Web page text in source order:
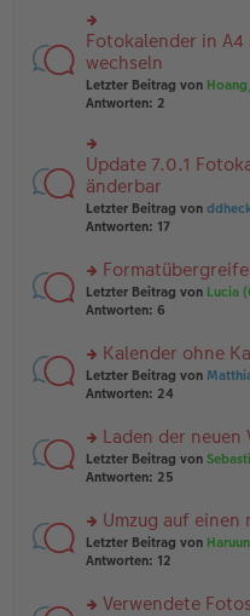
tr
a
g
el
es
e
n
er
tr
a
g
rs
te
r
u
n
el
es
e
n
er
tr
a
g
Fotokalender in
wechseln
Letzter Beitrag von
Antworten: 2
rs
te
r
u
n
el
es
e
B
ei
tr
g
Update 7.0.1
änderbar
Letzter Beitrag von
Antworten: 17
rs
te
n
g
el
e
n
er
tr
a
g
Letzter Beitrag von Lucia
Antworten: 6
rs
te
n
g
el
e
n
er
tr
Kalender ohne
Letzter Beitrag von
Antworten: 24
rs
te
n
g
el
e
Laden der
Letzter Beitrag von
Antworten: 25
rs
te
Umzug auf einen
Letzter Beitrag von
Antworten: 12
Verwendete